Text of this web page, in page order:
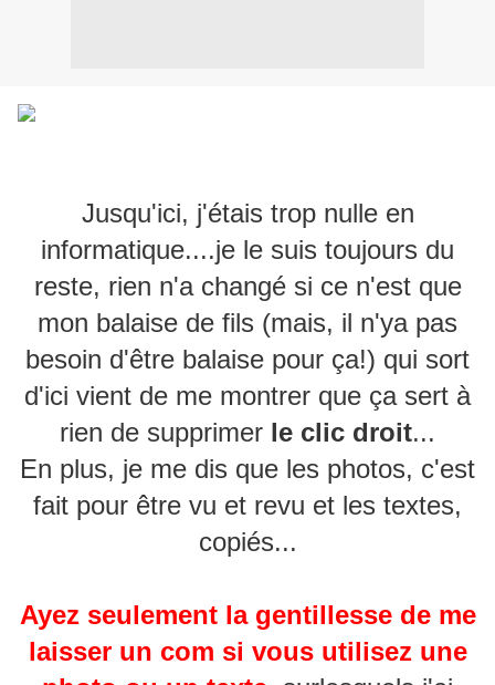
Jusqu'ici, j'étais trop nulle en
informatique....je le suis toujours du
reste, rien n'a changé si ce n'est que
mon balaise de fils (mais, il n'ya pas
besoin d'être balaise pour ça!) qui sort
d'ici vient de me montrer que ça sert à
rien de supprimer le clic droit...
En plus, je me dis que les photos, c'est
fait pour être vu et revu et les textes,
copiés...
Ayez seulement la gentillesse de me
laisser un com si vous utilisez une